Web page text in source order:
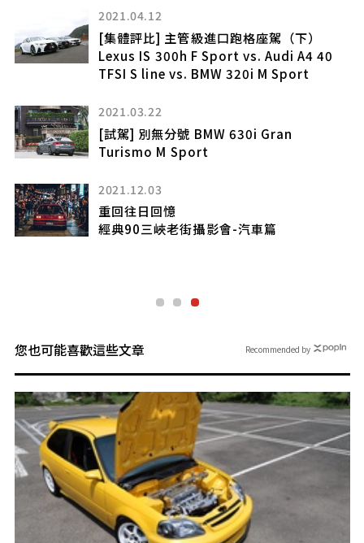
2021.04.12
[集體評比] 主管級進口跑格座駕（下）
Lexus IS 300h F Sport vs. Audi A4 40
TFSI S line vs. BMW 320i M Sport
2021.03.22
[試駕] 別無分號 BMW 630i Gran
Turismo M Sport
2021.12.03
重回往日回憶
經典90三峽老街攝影會-汽車篇
您也可能喜歡這些文章 Recommended by